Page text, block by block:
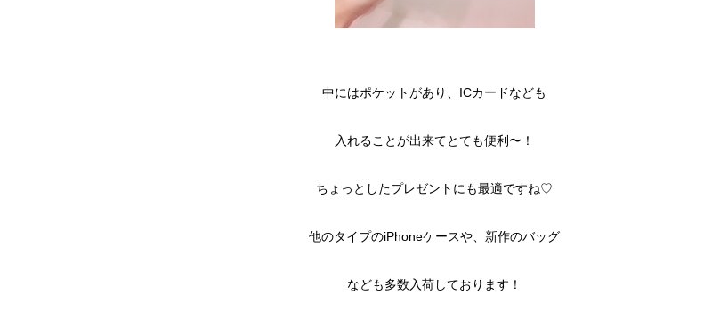
中にはポケットがあり、ICカードなども
入れることが出来てとても便利〜！
ちょっとしたプレゼントにも最適ですね♡
他のタイプのiPhoneケースや、新作のバッグ
なども多数入荷しております！